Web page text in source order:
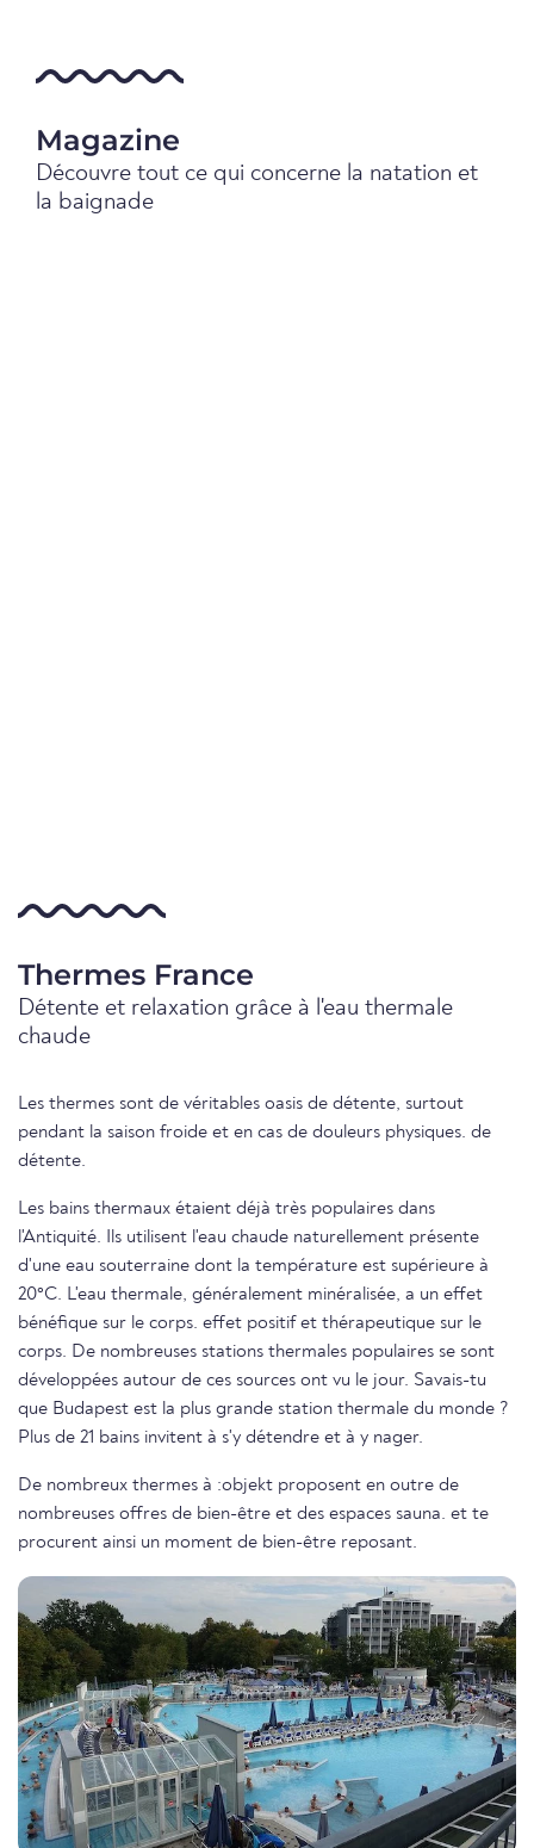
Magazine
Découvre tout ce qui concerne la natation et
la baignade
Thermes France
Détente et relaxation grâce à l'eau thermale
chaude
Les thermes sont de véritables oasis de détente, surtout
pendant la saison froide et en cas de douleurs physiques. de
détente.
Les bains thermaux étaient déjà très populaires dans
l'Antiquité. Ils utilisent l'eau chaude naturellement présente
d'une eau souterraine dont la température est supérieure à
20°C. L'eau thermale, généralement minéralisée, a un effet
bénéfique sur le corps. effet positif et thérapeutique sur le
corps. De nombreuses stations thermales populaires se sont
développées autour de ces sources ont vu le jour. Savais-tu
que Budapest est la plus grande station thermale du monde ?
Plus de 21 bains invitent à s'y détendre et à y nager.
De nombreux thermes à :objekt proposent en outre de
nombreuses offres de bien-être et des espaces sauna. et te
procurent ainsi un moment de bien-être reposant.